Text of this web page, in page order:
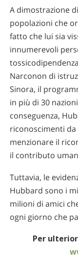
A dimostrazione
popolazioni che
fatto che lui sia
innumerevoli
Narconon di
Sinora, il
in più di 30
conseguenza,
riconoscimenti
menzionare il
il contributo
Tuttavia, le
Hubbard sono i
milioni di amici
ogni giorno che
Per